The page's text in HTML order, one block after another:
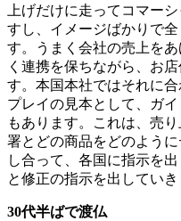
上げだけに走ってコマー
すし、イメージばかりで
す。うまく会社の売上を
く連携を保ちながら、お
す。本国本社ではそれに
プレイの見本として、ガ
もあります。これは、売
署とどの商品をどのよう
し合って、各国に指示を
と修正の指示を出していき
30代半ばで渡仏